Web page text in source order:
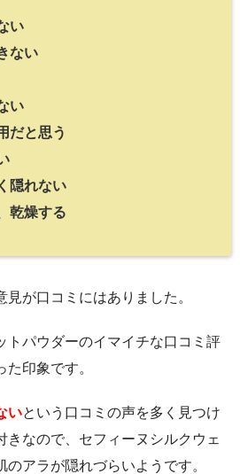
い
ない
い
だと思う
隠れない
乾燥する
見が口コミにはありました。
トパウダーのイマイチな口コミ評
印象です。
いという口コミの声を多く見つけ
きなので、セフィーヌシルクウェ
のアラが隠れづらいようです。